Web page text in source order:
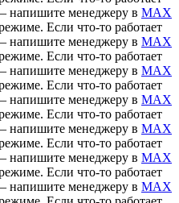
напишите менеджеру в MAX
Если что-то работает
напишите менеджеру в MAX
Если что-то работает
напишите менеджеру в MAX
Если что-то работает
напишите менеджеру в MAX
Если что-то работает
напишите менеджеру в MAX
Если что-то работает
напишите менеджеру в MAX
Если что-то работает
напишите менеджеру в MAX